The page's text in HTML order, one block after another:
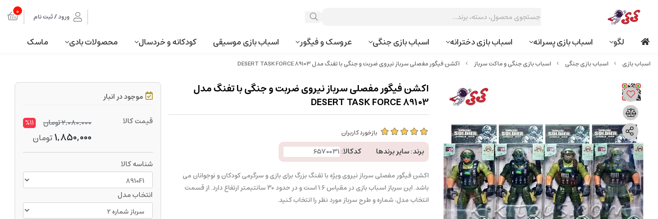
ورود / ثبت نام 0
لگو اسباب بازی پسرانه اسباب بازی دخترانه اسباب بازی جنگی عروسک و فیگور اسباب بازی موسیقی کودکانه و خردسال محصولات بادی ماسک
اسباب بازی جنگی اسباب بازی جنگی و ماکت سرباز اکشن فیگور مفصلی سرباز نیروی ضربت و جنگی با تفنگ مدل 89103 DESERT TASK FORCE
اکشن فیگور مفصلی سرباز نیروی ضربت و جنگی با تفنگ مدل
89103 DESERT TASK FORCE
بازخورد کاربران
برند:سایر برندها کدکالا:
اکشن فیگور مفصلی سرباز نیروی ویژه با تفنگ بزرگ برای بازی و سرگرمی کودکان و نوجوانان می
باشد. این سرباز اسباب بازی در مقیاس 1:6 است و در حدود 30 سانتیمتر ارتفاع دارد. از قسمت
انتخاب مدل، شماره و طرح سرباز مورد نظر را انتخاب کنید.
موجود در انبار
قیمت کالا 2,080,000تومان %11
1,850,000تومان
شناسه کالا
انتخاب مدل